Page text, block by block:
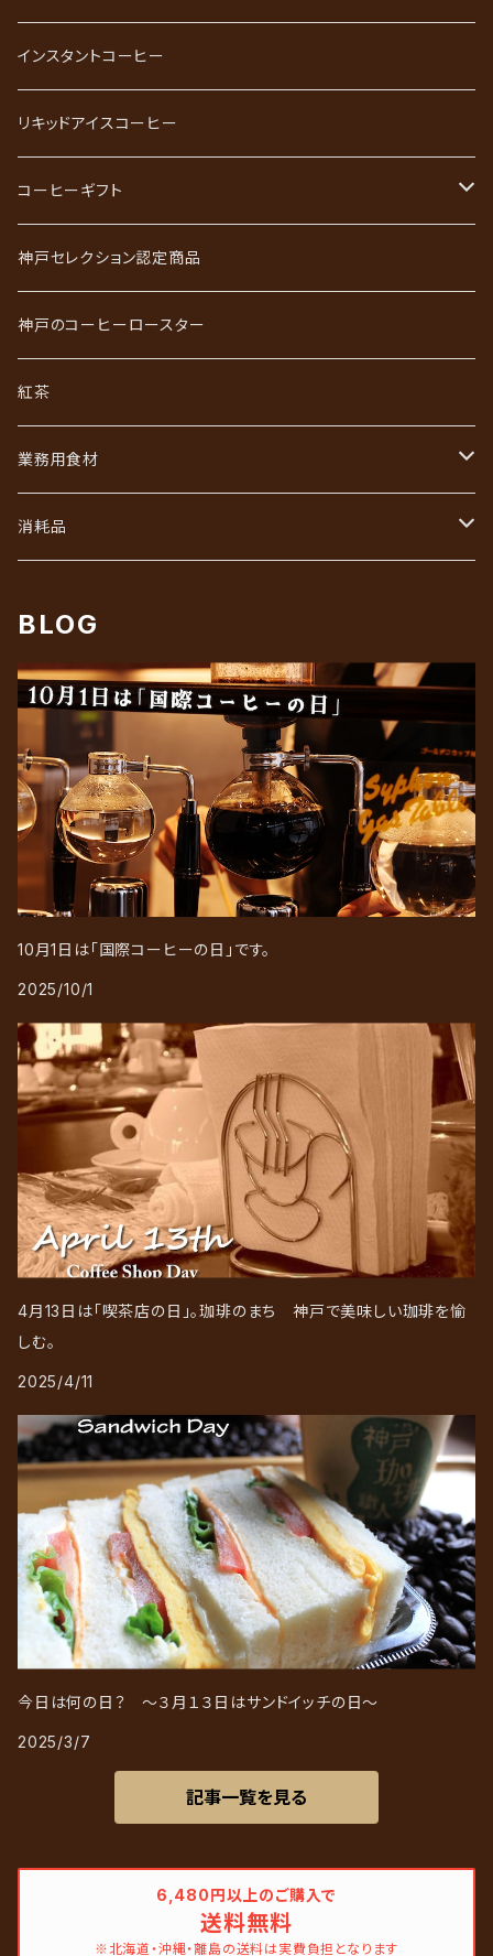
ストレートコーヒー
スペシャルティコーヒー
ごーるど四季限定珈琲
かれんだー珈琲
神戸珈琲散策
ジュエリーコーヒーシリーズ
あなただけのブレンド
初回限定お試しセット
インスタントコーヒー
リキッドアイスコーヒー
コーヒーギフト
神戸珈琲職人ギフト
神戸珈琲散策ギフト
ワールドコーヒーギフト
コーヒーバッグ（ドリップ）ギフト
インスタントコーヒーギフト
神戸セレクション認定商品
神戸のコーヒーロースター
紅茶
業務用食材
フレッシュ・シュガー・ガムシロ
消耗品
BLOG
10月1日は「国際コーヒーの日」です。
2025/10/1
4月13日は「喫茶店の日」。珈琲のまち 神戸で美味しい珈琲を愉
しむ。
2025/4/11
今日は何の日？ ～３月１３日はサンドイッチの日～
2025/3/7
記事一覧を見る
6,480円以上のご購入で
送料無料
※北海道・沖縄・離島の送料は実費負担となります